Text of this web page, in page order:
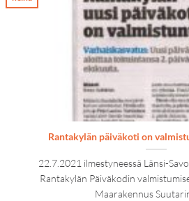
Rantakylän päiväkoti on
22.7.2021 ilmestyneessä Länsi-
Rantakylän Päiväkodin
Maarakennus